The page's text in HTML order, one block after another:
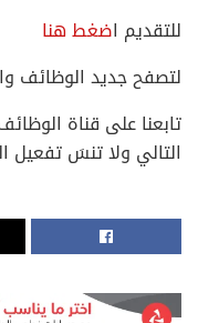
للتقديم اضغط هنا
لتصفح جديد الوظائف
تابعنا على قناة
التالي ولا تنسَ تفعيل